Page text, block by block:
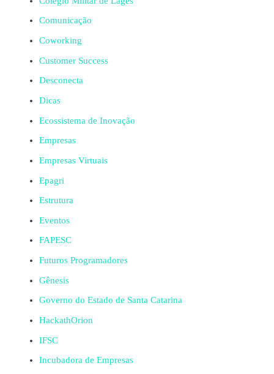
Comunicação
Coworking
Customer Success
Desconecta
Dicas
Ecossistema de Inovação
Empresas
Empresas Virtuais
Epagri
Estrutura
Eventos
FAPESC
Futuros Programadores
Gênesis
Governo do Estado de Santa Catarina
HackathOrion
IFSC
Incubadora de Empresas